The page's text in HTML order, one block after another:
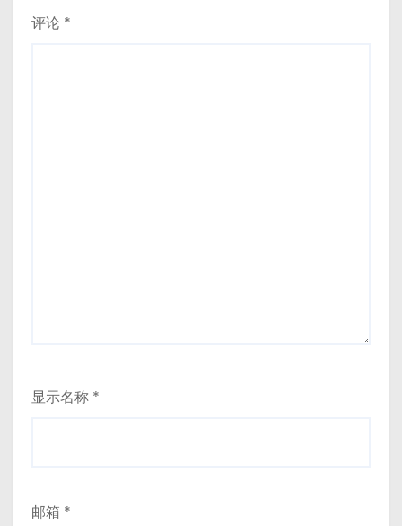
评论 *
显示名称 *
邮箱 *